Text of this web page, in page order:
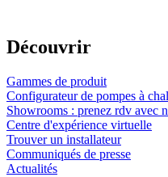
Découvrir
Gammes de produit
Configurateur de pompes à
Showrooms : prenez rdv avec
Centre d'expérience virtuelle
Trouver un installateur
Communiqués de presse
Actualités